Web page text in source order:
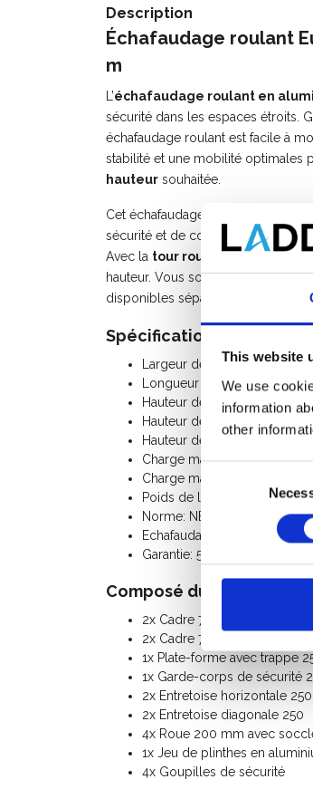
This website
We use
information
other
Description
Échafaudage roulant
m
L’échafaudage roulant en
sécurité dans les espaces étroits.
échafaudage roulant est facile à
stabilité et une mobilité optimales
hauteur souhaitée.
Cet échafaudage roulant
sécurité et de confort qu’une
Avec la tour roulant Euroscaffold
hauteur. Vous souhaitez agrandir
disponibles séparément.
Spécifications:
Largeur de l'échafaudage:
Longueur de l'échafaudage:
Hauteur de travail: 4,20 m
Hauteur de la plate-forme:
Hauteur de l'échafaudage:
Charge maximale par plate-
Charge maximale de
Poids de l'échafaudage
Norme: NEN-EN 1004, EN
Echafaudage Classe III (200
Garantie: 5 ans
Composé du kit:
2x Cadre 75-28-7
2x Cadre 75-28-4
1x Plate-forme avec trappe
1x Garde-corps de sécurité
2x Entretoise horizontale 250
2x Entretoise diagonale 250
4x Roue 200 mm avec
1x Jeu de plinthes en
4x Goupilles de sécurité